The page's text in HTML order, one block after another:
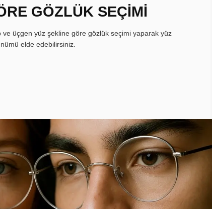
GÖZLÜK SEÇİMİ
üçgen yüz şekline göre gözlük seçimi yaparak yüz
elde edebilirsiniz.